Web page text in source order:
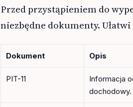
Przed przystąpieniem do
niezbędne dokumenty.
Dokument Opis
PIT-11
Informacja